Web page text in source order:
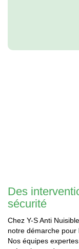
Des
sécurité
Chez Y-S Anti
notre démarche pour
Nos équipes